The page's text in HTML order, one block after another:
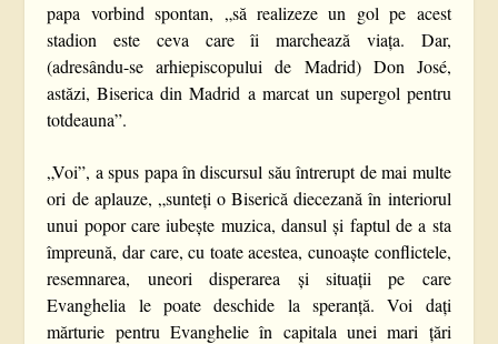
papa vorbind spontan, „să realizeze un gol pe acest
stadion este ceva care îi marchează viața. Dar,
(adresându-se arhiepiscopului de Madrid) Don José,
astăzi, Biserica din Madrid a marcat un supergol pentru
totdeauna”.
„Voi”, a spus papa în discursul său întrerupt de mai multe
ori de aplauze, „sunteți o Biserică diecezană în interiorul
unui popor care iubește muzica, dansul și faptul de a sta
împreună, dar care, cu toate acestea, cunoaște conflictele,
resemnarea, uneori disperarea și situații pe care
Evanghelia le poate deschide la speranță. Voi dați
mărturie pentru Evanghelie în capitala unei mari țări